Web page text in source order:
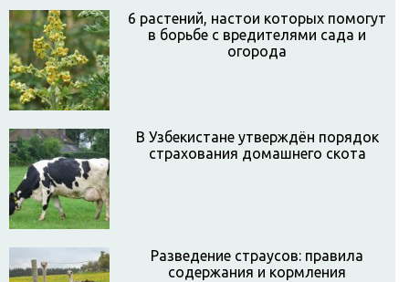
6 растений, настои которых помогут
в борьбе с вредителями сада и
огорода
В Узбекистане утверждён порядок
страхования домашнего скота
Разведение страусов: правила
содержания и кормления